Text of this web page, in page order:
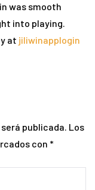
was smooth
into playing.
at jiliwinapplogin
publicada. Los
con *